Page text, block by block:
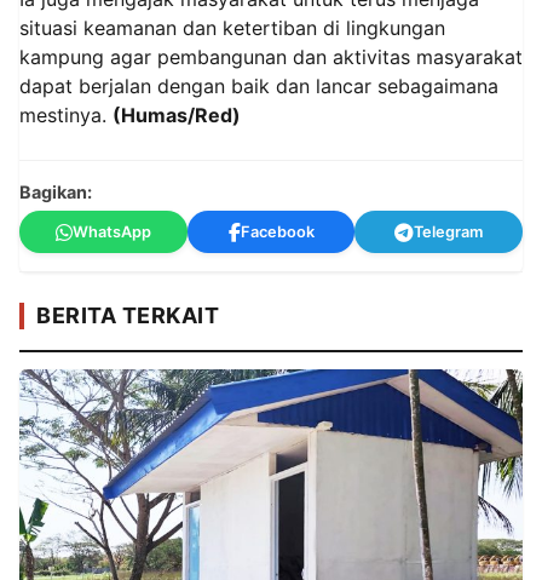
situasi keamanan dan ketertiban di lingkungan
kampung agar pembangunan dan aktivitas masyarakat
dapat berjalan dengan baik dan lancar sebagaimana
mestinya. (Humas/Red)
Bagikan:
WhatsApp Facebook Telegram
BERITA TERKAIT